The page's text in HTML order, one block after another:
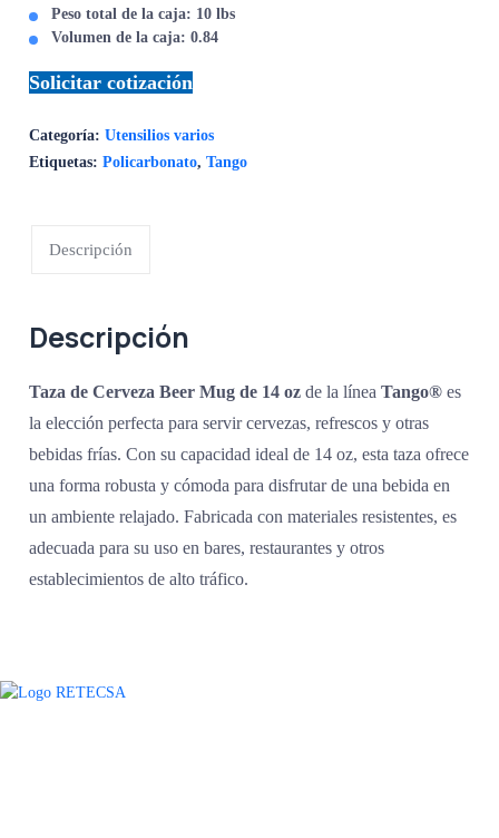
Peso total de la caja: 10 lbs
Volumen de la caja: 0.84
Solicitar cotización
Categoría:Utensilios varios
Etiquetas:Policarbonato,Tango
Descripción
Descripción
Taza de Cerveza Beer Mug de 14 oz de la líneaTango® es
la elección perfecta para servir cervezas, refrescos y otras
bebidas frías. Con su capacidad ideal de 14 oz, esta taza ofrece
una forma robusta y cómoda para disfrutar de una bebida en
un ambiente relajado. Fabricada con materiales resistentes, es
adecuada para su uso en bares, restaurantes y otros
establecimientos de alto tráfico.